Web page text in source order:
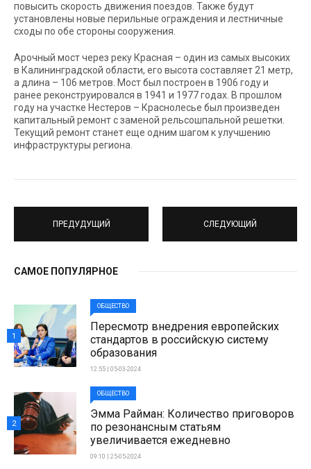
повысить скорость движения поездов. Также будут
установлены новые перильные ограждения и лестничные
сходы по обе стороны сооружения.
Арочный мост через реку Красная – один из самых высоких
в Калининградской области, его высота составляет 21 метр,
а длина – 106 метров. Мост был построен в 1906 году и
ранее реконструировался в 1941 и 1977 годах. В прошлом
году на участке Нестеров – Краснолесье был произведен
капитальный ремонт с заменой рельсошпальной решетки.
Текущий ремонт станет еще одним шагом к улучшению
инфраструктуры региона.
ПРЕДУДУЩИЙ СЛЕДУЮЩИЙ
САМОЕ ПОПУЛЯРНОЕ
ОБЩЕСТВО
Пересмотр внедрения европейских
стандартов в российскую систему
образования
12:55 | 05-03-2024
1
ОБЩЕСТВО
Эмма Райман: Количество приговоров
по резонансным статьям
увеличивается ежедневно
09:10 | 25-05-2024
2